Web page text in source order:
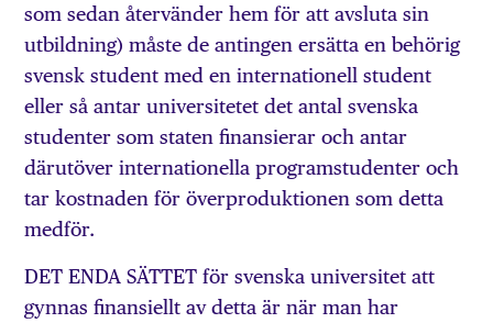
som sedan återvänder hem för att avsluta sin
utbildning) måste de antingen ersätta en behörig
svensk student med en internationell student
eller så antar universitetet det antal svenska
studenter som staten finansierar och antar
därutöver internationella programstudenter och
tar kostnaden för överproduktionen som detta
medför.
DET ENDA SÄTTET för svenska universitet att
gynnas finansiellt av detta är när man har